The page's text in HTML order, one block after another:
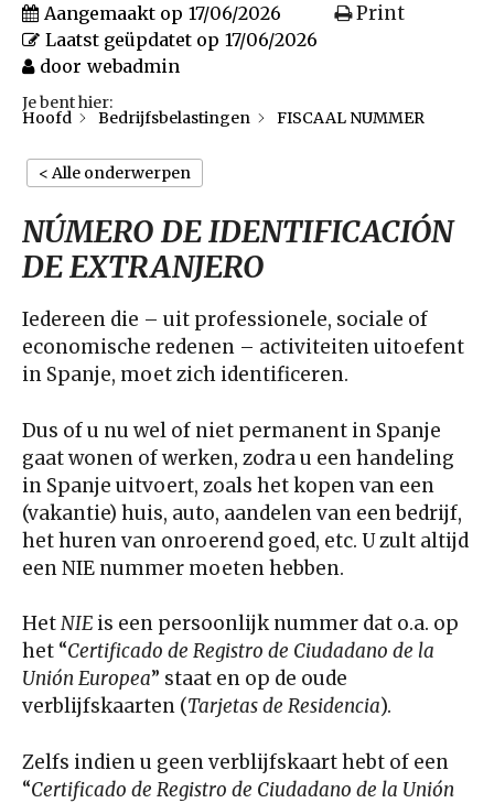
Aangemaakt op 17/06/2026
Laatst geüpdatet op 17/06/2026
door webadmin
Print
Je bent hier:
Hoofd Bedrijfsbelastingen FISCAAL NUMMER
< Alle onderwerpen
NÚMERO DE IDENTIFICACIÓN
DE EXTRANJERO
Iedereen die – uit professionele, sociale of
economische redenen – activiteiten uitoefent
in Spanje, moet zich identificeren.
Dus of u nu wel of niet permanent in Spanje
gaat wonen of werken, zodra u een handeling
in Spanje uitvoert, zoals het kopen van een
(vakantie) huis, auto, aandelen van een bedrijf,
het huren van onroerend goed, etc. U zult altijd
een NIE nummer moeten hebben.
HetNIE is een persoonlijk nummer dat o.a. op
het “Certificado de Registro de Ciudadano de la
Unión Europea” staat en op de oude
verblijfskaarten (Tarjetas de Residencia).
Zelfs indien u geen verblijfskaart hebt of een
“Certificado de Registro de Ciudadano de la Unión